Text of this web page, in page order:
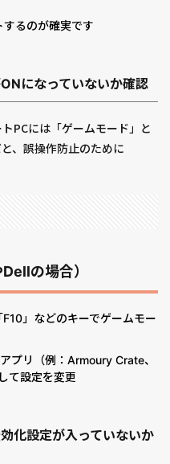
るのが確実です
になっていないか確認
PCには「ゲームモード」と
、誤操作防止のために
の場合）
」などのキーでゲームモー
プリ（例：Armoury Crate、
て設定を変更
化設定が入っていないか